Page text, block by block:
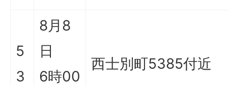
5
3
8月8
日
6時00
西士別町5385付近